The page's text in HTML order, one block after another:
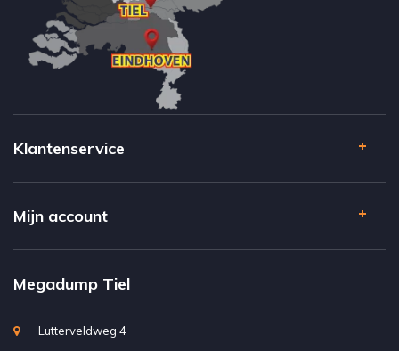
Klantenservice
Mijn account
Megadump Tiel
Lutterveldweg 4